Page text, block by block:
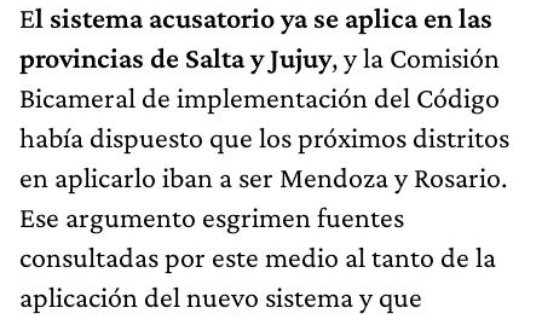
El sistema acusatorio ya se aplica en las
provincias de Salta y Jujuy, y la Comisión
Bicameral de implementación del Código
había dispuesto que los próximos distritos
en aplicarlo iban a ser Mendoza y Rosario.
Ese argumento esgrimen fuentes
consultadas por este medio al tanto de la
aplicación del nuevo sistema y que